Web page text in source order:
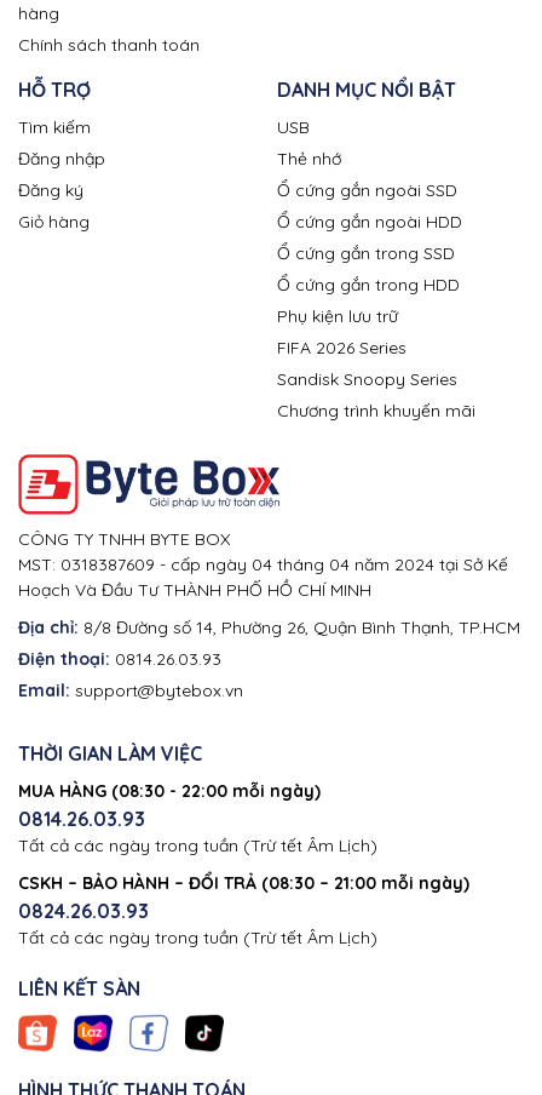
hàng
Chính sách thanh toán
HỖ TRỢ
Tìm kiếm
Đăng nhập
Đăng ký
Giỏ hàng
DANH MỤC NỔI BẬT
USB
Thẻ nhớ
Ổ cứng gắn ngoài SSD
Ổ cứng gắn ngoài HDD
Ổ cứng gắn trong SSD
Ổ cứng gắn trong HDD
Phụ kiện lưu trữ
FIFA 2026 Series
Sandisk Snoopy Series
Chương trình khuyến mãi
CÔNG TY TNHH BYTE BOX
MST: 0318387609 - cấp ngày 04 tháng 04 năm 2024 tại Sở Kế
Hoạch Và Đầu Tư THÀNH PHỐ HỒ CHÍ MINH
Địa chỉ: 8/8 Đường số 14, Phường 26, Quận Bình Thạnh, TP.HCM
Điện thoại: 0814.26.03.93
Email: support@bytebox.vn
THỜI GIAN LÀM VIỆC
MUA HÀNG (08:30 - 22:00 mỗi ngày)
0814.26.03.93
Tất cả các ngày trong tuần (Trừ tết Âm Lịch)
CSKH – BẢO HÀNH – ĐỔI TRẢ (08:30 – 21:00 mỗi ngày)
0824.26.03.93
Tất cả các ngày trong tuần (Trừ tết Âm Lịch)
LIÊN KẾT SÀN
HÌNH THỨC THANH TOÁN